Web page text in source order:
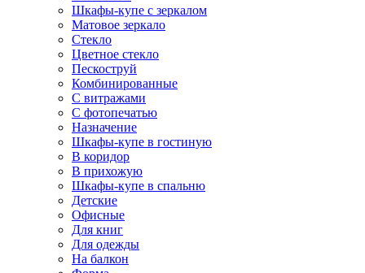
Шкафы-купе с зеркалом
Матовое зеркало
Стекло
Цветное стекло
Пескоструй
Комбинированные
С витражами
С фотопечатью
Назначение
Шкафы-купе в гостиную
В коридор
В прихожую
Шкафы-купе в спальню
Детские
Офисные
Для книг
Для одежды
На балкон